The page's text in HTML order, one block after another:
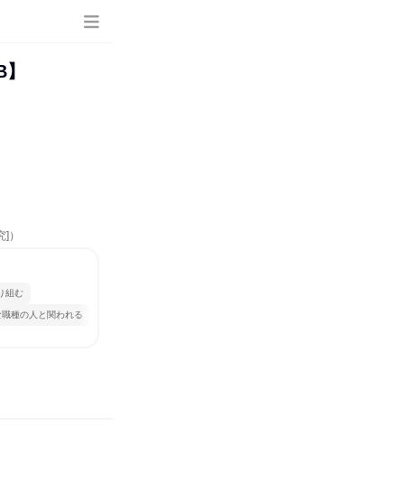
）
組む
種の人と関われる